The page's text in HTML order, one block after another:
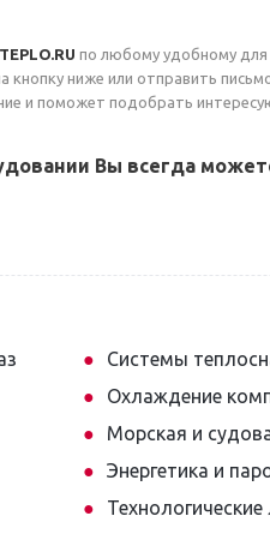
по любому удобному для
кнопку ниже или отправить
и поможет подобрать
Вы всегда
Системы
Охлаждение
Морская и
Энергетика и